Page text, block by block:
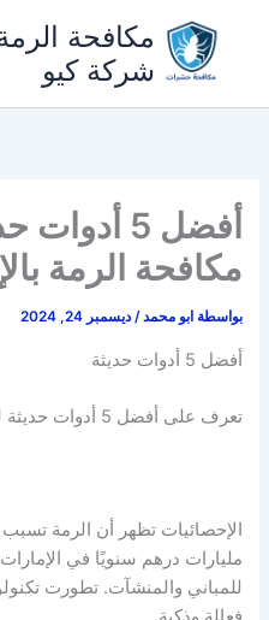
المحتوى
مكافحة
شركة كيو
أفضل 5
مكافحة الرمة
بواسطة ابو محمد/ديسمبر 24, 2024
أفضل 5 أدوات حديثة
تعرف على أفضل 5 أدوات حديثة لمكافحة الرمة بالإمارات
مليارات درهم سنويًا في
للمباني والمنشآت. تطورت